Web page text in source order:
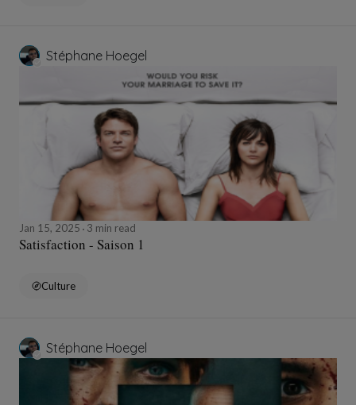
Stéphane Hoegel
Jan 15, 2025 3 min read
Satisfaction - Saison 1
Culture
Stéphane Hoegel